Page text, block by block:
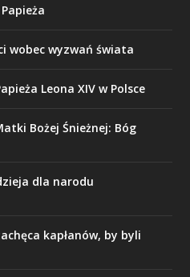
wobec wyzwań świata
Leona XIV w Polsce
Bożej Śnieżnej: Bóg
dla narodu
kapłanów, by byli